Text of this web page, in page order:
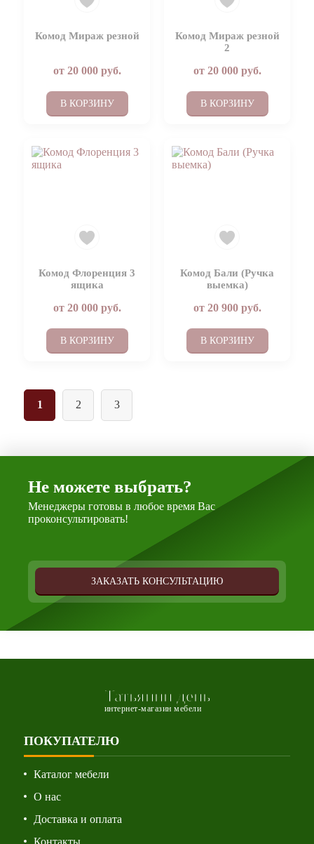
Комод Мираж резной
от 20 000руб.
В КОРЗИНУ
Комод Мираж резной
2
от 20 000руб.
В КОРЗИНУ
Комод Флоренция 3
ящика
от 20 000руб.
В КОРЗИНУ
Комод Бали (Ручка
выемка)
от 20 900руб.
В КОРЗИНУ
1 2 3
Не можете выбрать?
Менеджеры готовы в любое время Вас
проконсультировать!
ЗАКАЗАТЬ КОНСУЛЬТАЦИЮ
Татьянин день
интернет-магазин мебели
ПОКУПАТЕЛЮ
Каталог мебели
О нас
Доставка и оплата
Контакты